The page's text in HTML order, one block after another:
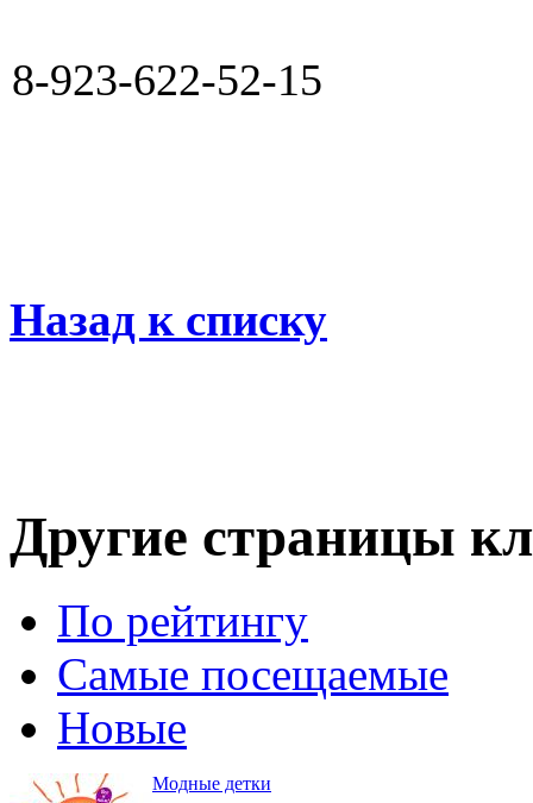
8-923-622-52-15
Назад к списку
Другие страницы
По рейтингу
Самые посещаемые
Новые
Модные детки